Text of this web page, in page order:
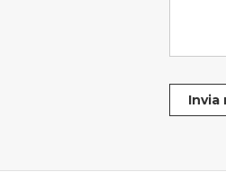
Invia